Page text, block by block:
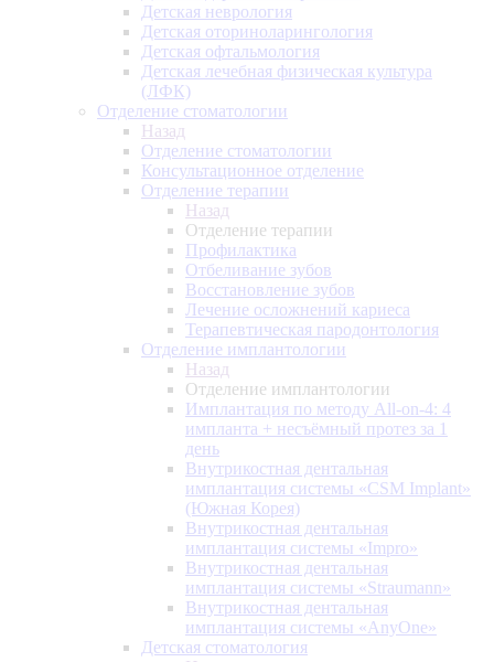
Детская неврология
Детская оториноларингология
Детская офтальмология
Детская лечебная физическая культура
(ЛФК)
Отделение стоматологии
Назад
Отделение стоматологии
Консультационное отделение
Отделение терапии
Назад
Отделение терапии
Профилактика
Отбеливание зубов
Восстановление зубов
Лечение осложнений кариеса
Терапевтическая пародонтология
Отделение имплантологии
Назад
Отделение имплантологии
Имплантация по методу All-on-4: 4
импланта + несъёмный протез за 1
день
Внутрикостная дентальная
имплантация системы «CSM Implant»
(Южная Корея)
Внутрикостная дентальная
имплантация системы «Impro»
Внутрикостная дентальная
имплантация системы «Straumann»
Внутрикостная дентальная
имплантация системы «AnyOne»
Детская стоматология